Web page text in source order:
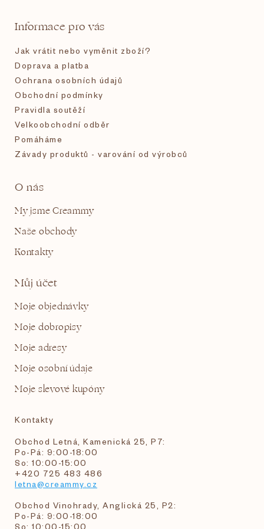
Informace pro vás
Jak vrátit nebo vyměnit zboží?
Doprava a platba
Ochrana osobních údajů
Obchodní podmínky
Pravidla soutěží
Velkoobchodní odběr
Pomáháme
Závady produktů - varování od výrobců
O nás
My jsme Creammy
Naše obchody
Kontakty
Můj účet
Moje objednávky
Moje dobropisy
Moje adresy
Moje osobní údaje
Moje slevové kupóny
Kontakty
Obchod Letná, Kamenická 25, P7:
Po-Pá: 9:00-18:00
So: 10:00-15:00
+420 725 483 486
letna@creammy.cz
Obchod Vinohrady, Anglická 25, P2:
Po-Pá: 9:00-18:00
So: 10:00-15:00